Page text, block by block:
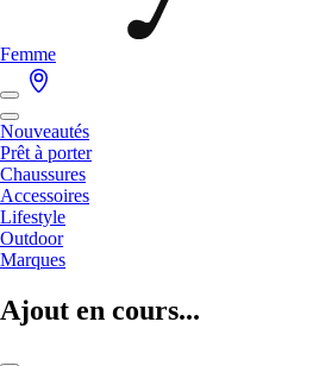
Femme
Nouveautés
Prêt à porter
Chaussures
Accessoires
Lifestyle
Outdoor
Marques
Ajout en cours...